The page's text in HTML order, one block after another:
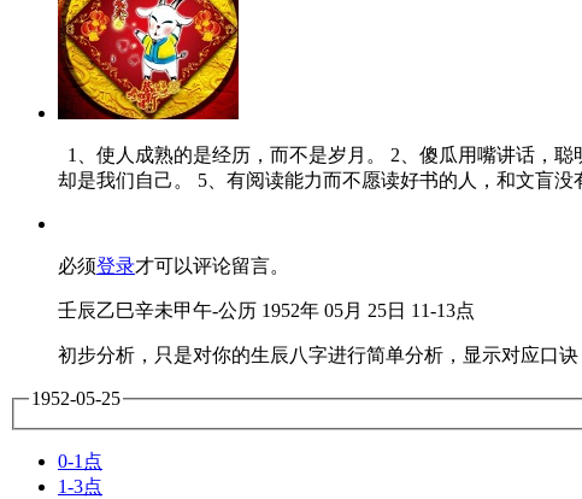
1、使人成熟的是经历，而不是岁月。 2、傻瓜用嘴讲话，
却是我们自己。 5、有阅读能力而不愿读好书的人，和文盲
必须登录才可以评论留言。
壬辰乙巳辛未甲午-公历 1952年 05月 25日 11-13点
初步分析，只是对你的生辰八字进行简单分析，显示对应口
1952-05-25
0-1点
1-3点